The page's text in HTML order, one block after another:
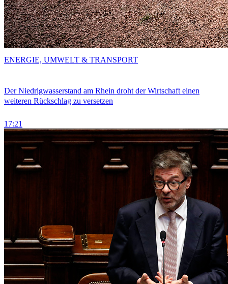
Der Niedrigwasserstand am Rhein droht der Wirtschaft einen
weiteren Rückschlag zu versetzen
17:21
ENERGIE, UMWELT & TRANSPORT